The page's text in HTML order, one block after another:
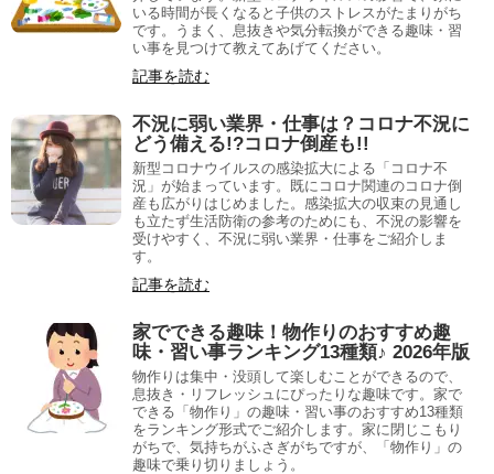
いる時間が長くなると子供のストレスがたまりがち
です。うまく、息抜きや気分転換ができる趣味・習
い事を見つけて教えてあげてください。
記事を読む
不況に弱い業界・仕事は？コロナ不況に
どう備える!?コロナ倒産も!!
新型コロナウイルスの感染拡大による「コロナ不
況」が始まっています。既にコロナ関連のコロナ倒
産も広がりはじめました。感染拡大の収束の見通し
も立たず生活防衛の参考のためにも、不況の影響を
受けやすく、不況に弱い業界・仕事をご紹介しま
す。
記事を読む
家でできる趣味！物作りのおすすめ趣
味・習い事ランキング13種類♪ 2026年版
物作りは集中・没頭して楽しむことができるので、
息抜き・リフレッシュにぴったりな趣味です。家で
できる「物作り」の趣味・習い事のおすすめ13種類
をランキング形式でご紹介します。家に閉じこもり
がちで、気持ちがふさぎがちですが、「物作り」の
趣味で乗り切りましょう。